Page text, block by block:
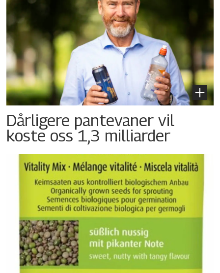
Dårligere pantevaner vil
koste oss 1,3 milliarder